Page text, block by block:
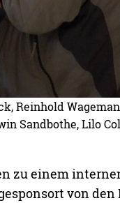
Reinhold
Sandbothe, Lilo
zu einem
von den